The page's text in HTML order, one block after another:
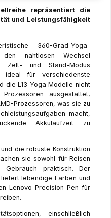
repräsentiert die
und Leistungsfähigkeit
360-Grad-Yoga-
den nahtlosen Wechsel
Zelt- und Stand-Modus
für verschiedenste
die L13 Yoga Modelle nicht
ausgestattet,
Prozessoren, was sie zu
macht,
Akkulaufzeit zu
die robuste Konstruktion
sie sowohl für Reisen
praktisch. Der
lebendige Farben und
Lenovo Precision Pen für
einschließlich